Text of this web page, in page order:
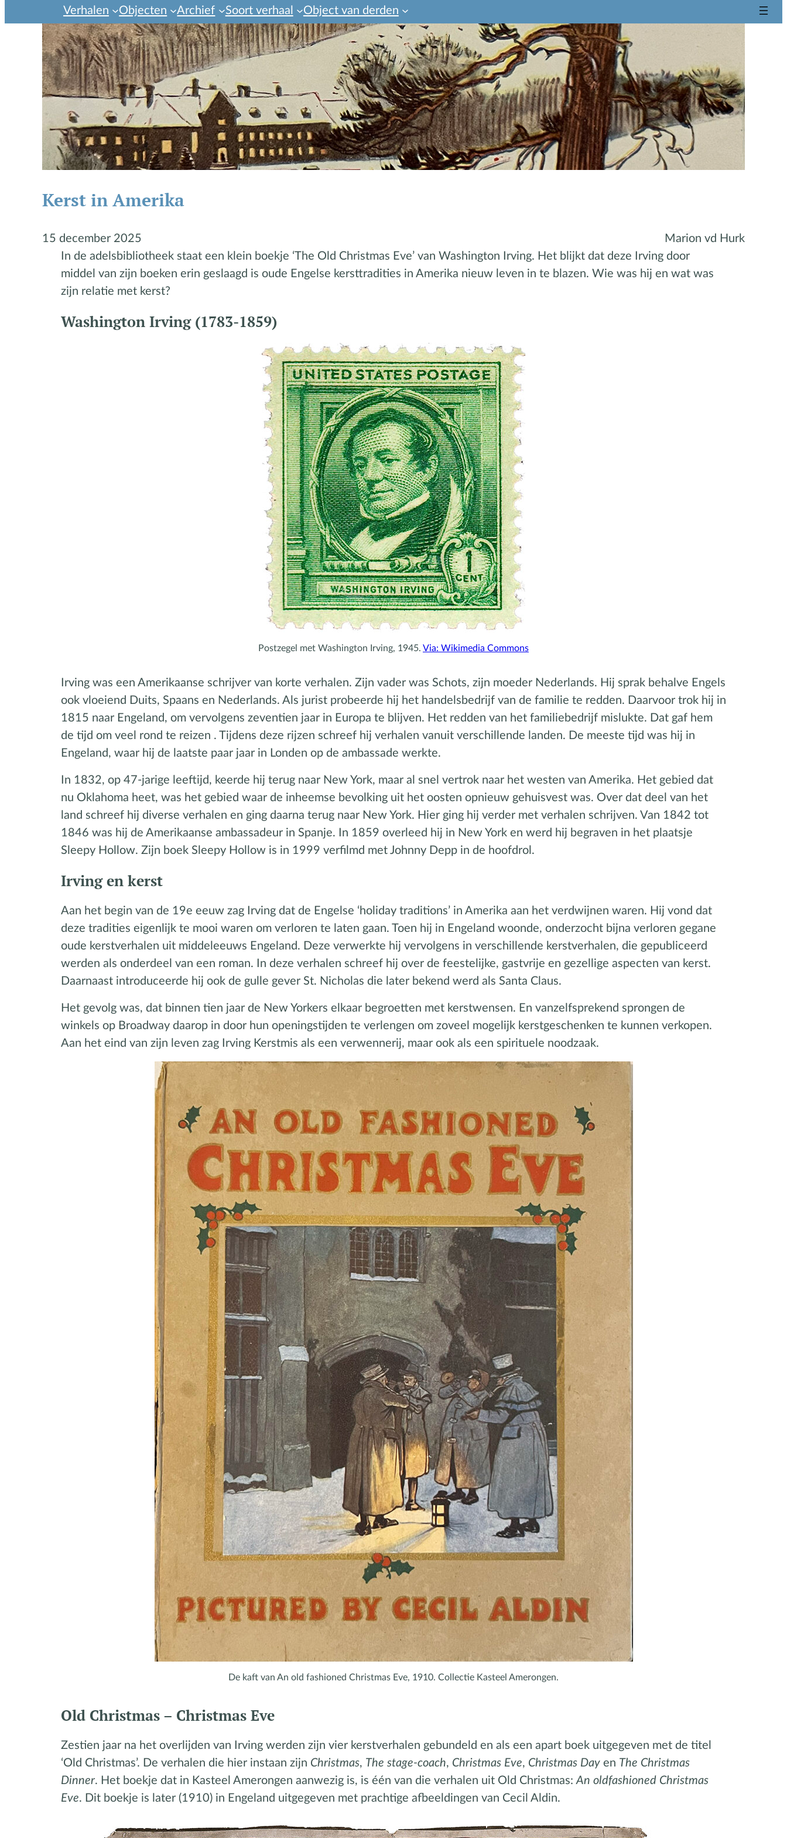
Verhalen Objecten Archief Soort verhaal Object van derden
Kerst in Amerika
15 december 2025
Marion vd Hurk
In de adelsbibliotheek staat een klein boekje ‘The Old Christmas Eve’ van Washington Irving. Het blijkt dat deze Irving door
middel van zijn boeken erin geslaagd is oude Engelse kersttradities in Amerika nieuw leven in te blazen. Wie was hij en wat was
zijn relatie met kerst?
Washington Irving (1783-1859)
Postzegel met Washington Irving, 1945. Via: Wikimedia Commons
Irving was een Amerikaanse schrijver van korte verhalen. Zijn vader was Schots, zijn moeder Nederlands. Hij sprak behalve Engels
ook vloeiend Duits, Spaans en Nederlands. Als jurist probeerde hij het handelsbedrijf van de familie te redden. Daarvoor trok hij in
1815 naar Engeland, om vervolgens zeventien jaar in Europa te blijven. Het redden van het familiebedrijf mislukte. Dat gaf hem
de tijd om veel rond te reizen . Tijdens deze rijzen schreef hij verhalen vanuit verschillende landen. De meeste tijd was hij in
Engeland, waar hij de laatste paar jaar in Londen op de ambassade werkte.
In 1832, op 47-jarige leeftijd, keerde hij terug naar New York, maar al snel vertrok naar het westen van Amerika. Het gebied dat
nu Oklahoma heet, was het gebied waar de inheemse bevolking uit het oosten opnieuw gehuisvest was. Over dat deel van het
land schreef hij diverse verhalen en ging daarna terug naar New York. Hier ging hij verder met verhalen schrijven. Van 1842 tot
1846 was hij de Amerikaanse ambassadeur in Spanje. In 1859 overleed hij in New York en werd hij begraven in het plaatsje
Sleepy Hollow. Zijn boek Sleepy Hollow is in 1999 verfilmd met Johnny Depp in de hoofdrol.
Irving en kerst
Aan het begin van de 19e eeuw zag Irving dat de Engelse ‘holiday traditions’ in Amerika aan het verdwijnen waren. Hij vond dat
deze tradities eigenlijk te mooi waren om verloren te laten gaan. Toen hij in Engeland woonde, onderzocht bijna verloren gegane
oude kerstverhalen uit middeleeuws Engeland. Deze verwerkte hij vervolgens in verschillende kerstverhalen, die gepubliceerd
werden als onderdeel van een roman. In deze verhalen schreef hij over de feestelijke, gastvrije en gezellige aspecten van kerst.
Daarnaast introduceerde hij ook de gulle gever St. Nicholas die later bekend werd als Santa Claus.
Het gevolg was, dat binnen tien jaar de New Yorkers elkaar begroetten met kerstwensen. En vanzelfsprekend sprongen de
winkels op Broadway daarop in door hun openingstijden te verlengen om zoveel mogelijk kerstgeschenken te kunnen verkopen.
Aan het eind van zijn leven zag Irving Kerstmis als een verwennerij, maar ook als een spirituele noodzaak.
De kaft van An old fashioned Christmas Eve, 1910. Collectie Kasteel Amerongen.
Old Christmas – Christmas Eve
Zestien jaar na het overlijden van Irving werden zijn vier kerstverhalen gebundeld en als een apart boek uitgegeven met de titel
‘Old Christmas’. De verhalen die hier instaan zijn Christmas, The stage-coach, Christmas Eve, Christmas Day en The Christmas
Dinner. Het boekje dat in Kasteel Amerongen aanwezig is, is één van die verhalen uit Old Christmas: An oldfashioned Christmas
Eve. Dit boekje is later (1910) in Engeland uitgegeven met prachtige afbeeldingen van Cecil Aldin.